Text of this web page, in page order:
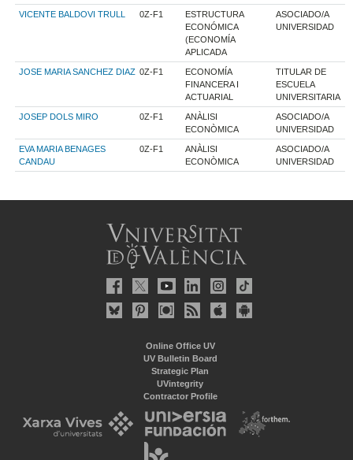
VICENTE BALDOVI TRULL 0Z-F1
ESTRUCTURA
ECONÓMICA
(ECONOMÍA
APLICADA
ASOCIADO/A
UNIVERSIDAD
JOSE MARIA SANCHEZ DIAZ 0Z-F1
ECONOMÍA
FINANCERA I
ACTUARIAL
TITULAR DE
ESCUELA
UNIVERSITARIA
JOSEP DOLS MIRO 0Z-F1
ANÀLISI
ECONÒMICA
ASOCIADO/A
UNIVERSIDAD
EVA MARIA BENAGES
CANDAU
0Z-F1
ANÀLISI
ECONÒMICA
ASOCIADO/A
UNIVERSIDAD
Online Office UV
UV Bulletin Board
Strategic Plan
UVintegrity
Contractor Profile